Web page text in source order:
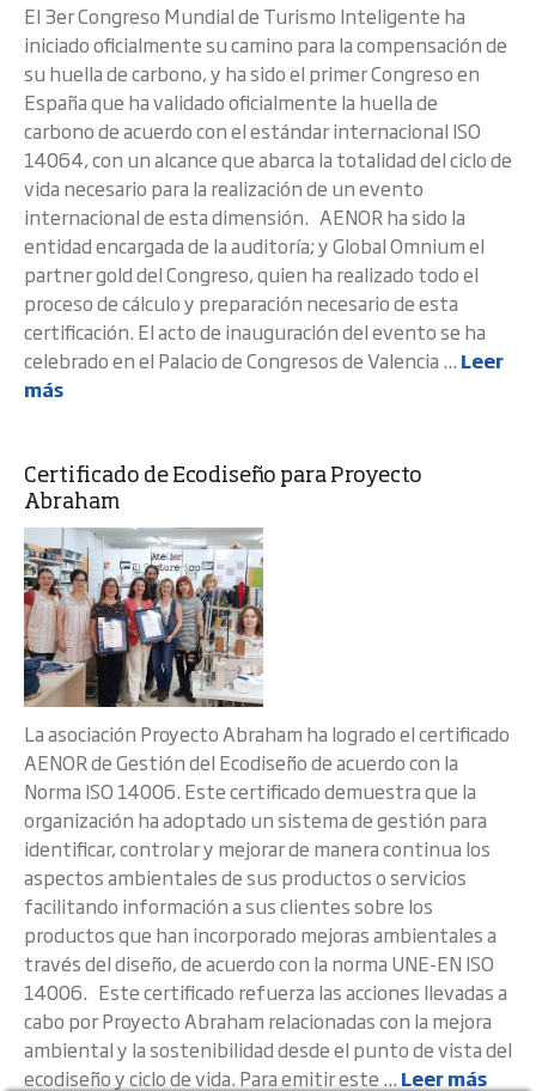
El 3er Congreso Mundial de Turismo Inteligente ha
iniciado oficialmente su camino para la compensación de
su huella de carbono, y ha sido el primer Congreso en
España que ha validado oficialmente la huella de
carbono de acuerdo con el estándar internacional ISO
14064, con un alcance que abarca la totalidad del ciclo de
vida necesario para la realización de un evento
internacional de esta dimensión. AENOR ha sido la
entidad encargada de la auditoría; y Global Omnium el
partner gold del Congreso, quien ha realizado todo el
proceso de cálculo y preparación necesario de esta
certificación. El acto de inauguración del evento se ha
celebrado en el Palacio de Congresos de Valencia ... Leer
más
Certificado de Ecodiseño para Proyecto
Abraham
La asociación Proyecto Abraham ha logrado el certificado
AENOR de Gestión del Ecodiseño de acuerdo con la
Norma ISO 14006. Este certificado demuestra que la
organización ha adoptado un sistema de gestión para
identificar, controlar y mejorar de manera continua los
aspectos ambientales de sus productos o servicios
facilitando información a sus clientes sobre los
productos que han incorporado mejoras ambientales a
través del diseño, de acuerdo con la norma UNE-EN ISO
14006. Este certificado refuerza las acciones llevadas a
cabo por Proyecto Abraham relacionadas con la mejora
ambiental y la sostenibilidad desde el punto de vista del
ecodiseño y ciclo de vida. Para emitir este ...Leer más